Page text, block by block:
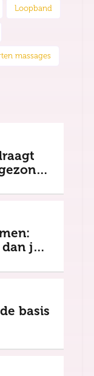
Loopband
massages
je
basis